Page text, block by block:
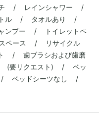
チ / レインシャワー /
ル / タオルあり /
ンプー / トイレットペ
ペース / リサイクル
/ 歯ブラシおよび歯磨
(要リクエスト) / ベッ
/ ベッドシーツなし /